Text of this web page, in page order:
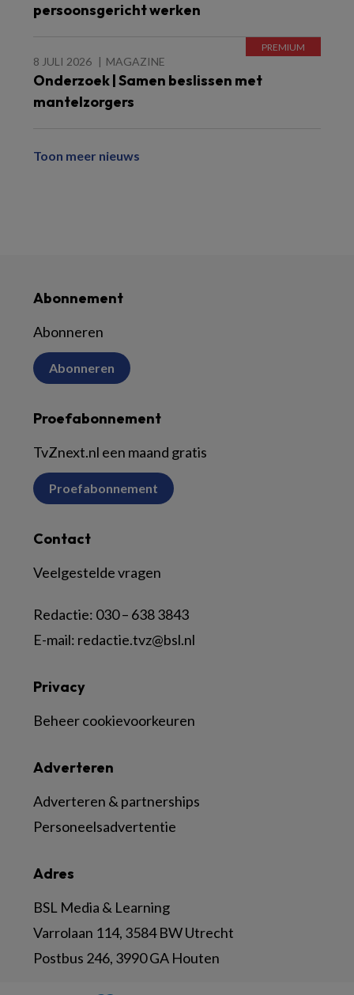
persoonsgericht werken
8 JULI 2026 MAGAZINE
Onderzoek | Samen beslissen met
mantelzorgers
Toon meer nieuws
Abonnement
Abonneren
Abonneren
Proefabonnement
TvZnext.nl een maand gratis
Proefabonnement
Contact
Veelgestelde vragen
Redactie: 030 – 638 3843
E-mail: redactie.tvz@bsl.nl
Adres
BSL Media & Learning
Varrolaan 114, 3584 BW Utrecht
Postbus 246, 3990 GA Houten
Adverteren
Adverteren & partnerships
Personeelsadvertentie
Privacy
Beheer cookievoorkeuren